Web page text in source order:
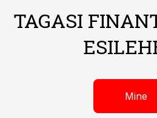
TAGASI
Mine